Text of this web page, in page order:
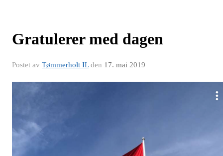
Gratulerer med dagen
Postet av Tømmerholt ILden 17. mai 2019